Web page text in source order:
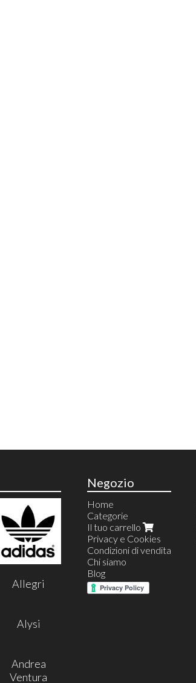
Allegri
Alysi
Andrea
Ventura
Negozio
Home
Categorie
Il tuo carrello
Privacy e Cookies
Condizioni di vendita
Chi siamo
Blog